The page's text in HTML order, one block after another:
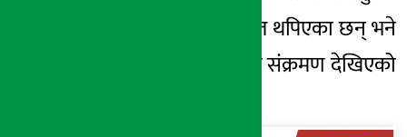
पनि २० जना संक्रमित थपिएका छन् भने
भक्तपुरका १३ जनामा संक्रमण देखिएको